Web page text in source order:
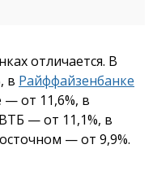
отличается. В
в Райффайзенбанке
от 11,6%, в
— от 11,1%, в
— от 9,9%.